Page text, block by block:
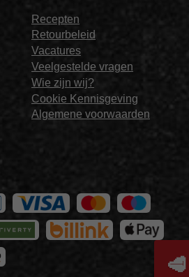
Recepten
Retourbeleid
Vacatures
Veelgestelde vragen
Wie zijn wij?
Cookie Kennisgeving
Algemene voorwaarden
🥩